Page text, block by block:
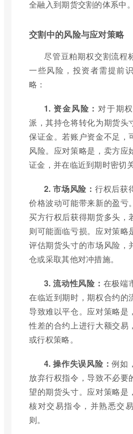
全融入到期货交割的体系中。
交割中的风险与应对策略
尽管豆粕期权交割流程
一些风险，投资者需提前
略：
1. 资金风险： 对于期
派，其持仓将转化为期货头
保证金。若账户资金不足，
风险。应对策略是，卖方应
证金，并在临近到期时密切
2. 市场风险： 行权后获
价格波动可能带来新的盈亏
买方行权后获得期货多头，
则可能面临亏损。应对策略
评估期货头寸的市场风险，
仓或采取其他对冲措施。
3. 流动性风险： 在极端
在临近到期时，期权合约的
导致难以平仓。应对策略是
性差的合约上进行大额交易
或行权策略。
4. 操作失误风险：例如
放弃行权指令，导致不必要
望的期货头寸。应对策略是
核对交易指令，并熟悉交
则。